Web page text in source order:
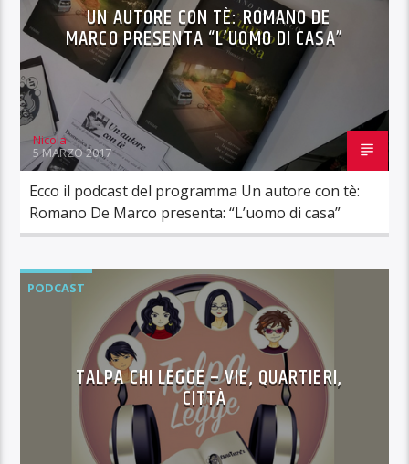
UN AUTORE CON TÈ: ROMANO DE
MARCO PRESENTA “L’UOMO DI CASA”
Nicola
5 MARZO 2017
Ecco il podcast del programma Un autore con tè:
Romano De Marco presenta: “L’uomo di casa”
PODCAST
TALPA CHI LEGGE – VIE, QUARTIERI,
CITTÀ